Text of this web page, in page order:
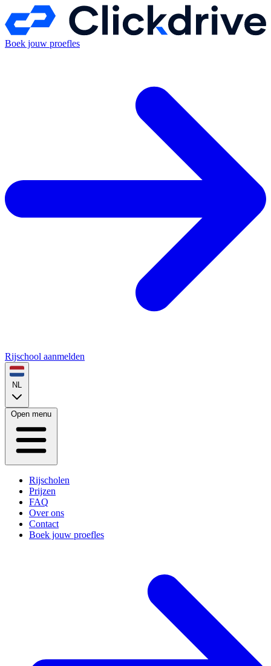
Boek jouw proefles
Rijschool aanmelden
NL
Open menu
Rijscholen
Prijzen
FAQ
Over ons
Contact
Boek jouw proefles